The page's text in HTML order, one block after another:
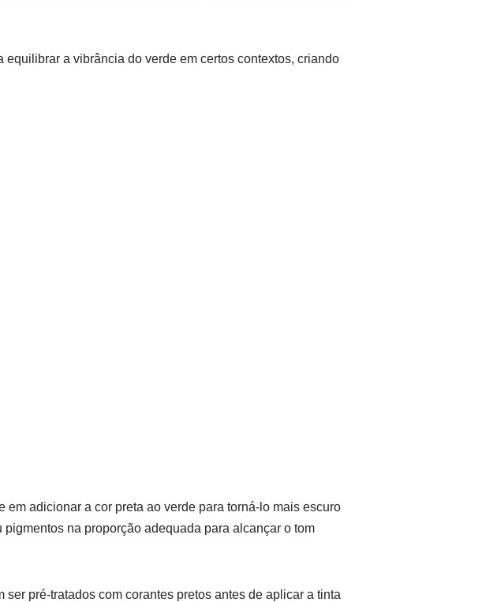
a vibrância do verde em certos contextos, criando
em adicionar a cor preta ao verde para torná-lo mais escuro
na proporção adequada para alcançar o tom
pré-tratados com corantes pretos antes de aplicar a tinta